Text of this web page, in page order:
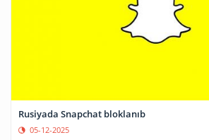
Rusiyada Snapchat bloklanıb
05-12-2025